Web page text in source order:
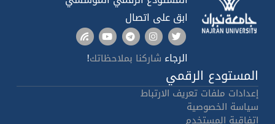
ابق على اتصال
الرجاء شاركنا بملاحظاتك!
المستودع الرقمي
إعدادات ملفات تعريف الارتباط
سياسة الخصوصية
اتفاقية المستخدم